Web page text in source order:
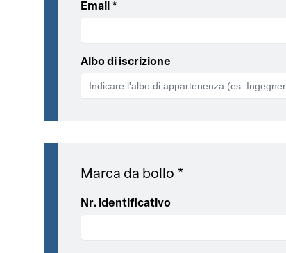
Email *
Albo di iscrizione
Marca da bollo *
Nr. identificativo